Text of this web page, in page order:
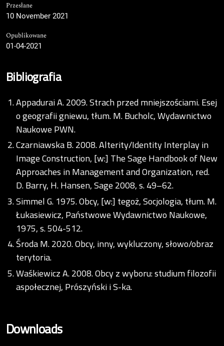
Przesłane
10 November 2021
Opublikowane
01-04-2021
Bibliografia
Appadurai A. 2009. Strach przed mniejszościami. Esej
o geografii gniewu, tłum. M. Bucholc, Wydawnictwo
Naukowe PWN.
Czarniawska B. 2008. Alterity/Identity Interplay in
Image Construction, [w:] The Sage Handbook of New
Approaches in Management and Organization, red.
D. Barry, H. Hansen, Sage 2008, s. 49–62.
Simmel G. 1975. Obcy, [w:] tegoż, Socjologia, tłum. M.
Łukasiewicz, Państwowe Wydawnictwo Naukowe,
1975, s. 504-512.
Środa M. 2020. Obcy, inny, wykluczony, słowo/obraz
terytoria.
Waśkiewicz A. 2008. Obcy z wyboru: studium filozofii
aspołecznej, Prószyński i S-ka.
Downloads